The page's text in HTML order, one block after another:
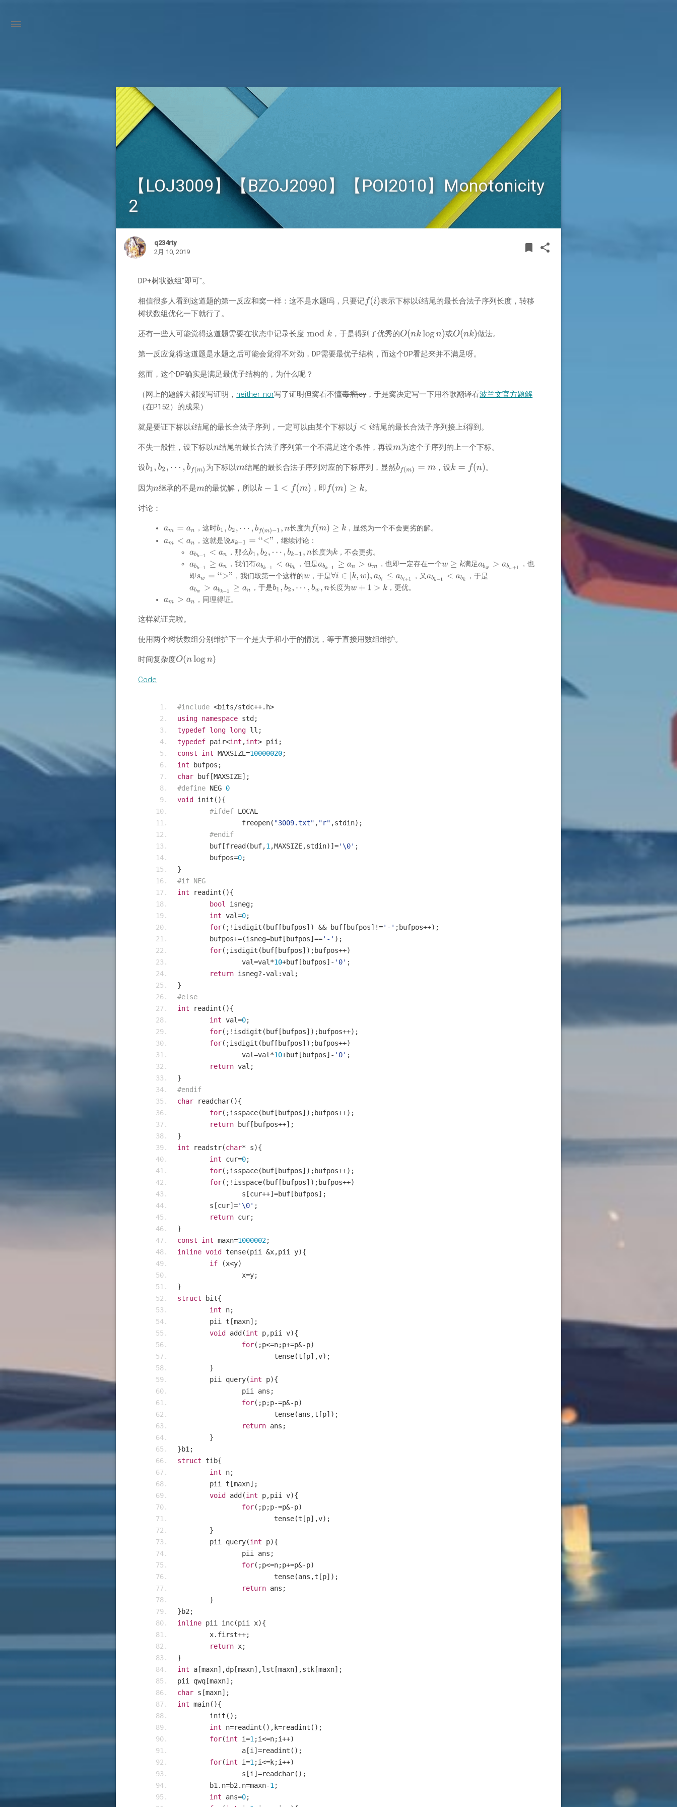
【LOJ3009】【BZOJ2090】【POI2010】Monotonicity
2
q234rty
2月 10, 2019
bookmark
BOOKMARK
share
SHARE
DP+树状数组"即可"。
相信很多人看到这道题的第一反应和窝一样：这不是水题吗，只要记 表示下标以 结尾的最长合法子序列长度，转移
树状数组优化一下就行了。
还有一些人可能觉得这道题需要在状态中记录长度 ，于是得到了优秀的 或 做法。
第一反应觉得这道题是水题之后可能会觉得不对劲，DP需要最优子结构，而这个DP看起来并不满足呀。
然而，这个DP确实是满足最优子结构的，为什么呢？
（网上的题解大都没写证明， neither_nor写了证明但窝看不懂毒瘤jcy，于是窝决定写一下用谷歌翻译看波兰文官方题解
（在P152）的成果）
就是要证下标以 结尾的最长合法子序列，一定可以由某个下标以 结尾的最长合法子序列接上 得到。
不失一般性，设下标以 结尾的最长合法子序列第一个不满足这个条件，再设 为这个子序列的上一个下标。
设 为下标以 结尾的最长合法子序列对应的下标序列，显然 ，设 。
因为 继承的不是 的最优解，所以 ，即 。
讨论：
，这时 长度为
，显然为一个不会更劣的解。
，这就是说
，继续讨论：
，那么
长度为
，不会更劣。
，我们有
，但是 ，也即一定存在一个 满足
，也
即
，我们取第一个这样的 ，于是 ，又
，于是
，于是
长度为
，更优。
，同理得证。
这样就证完啦。
使用两个树状数组分别维护下一个是大于和小于的情况，等于直接用数组维护。
时间复杂度
Code
#include <bits/stdc++. h>
using namespace std ;
typedef long long ll ;
typedef pair<int ,int> pii;
const
int MAXSIZE=10000020;
int bufpos ;
char buf[MAXSIZE];
#define NEG 0
void
init (){
#ifdef LOCAL
		freopen
( "3009.txt" , "r" ,stdin);
#endif
	buf
[fread ( buf,1,MAXSIZE,stdin)]='\0' ;
	bufpos
=0;
}
#if NEG
int readint (){
bool isneg;
int val=0;
for(;! isdigit ( buf[ bufpos]) && buf[ bufpos]!='-' ; bufpos++);
	bufpos
+=(isneg=buf[ bufpos]=='-' );
for(;isdigit ( buf[ bufpos]); bufpos++)
		val
=val*10+buf[ bufpos]- '0' ;
return isneg?-val :val ;
}
#else
int readint (){
int val=0;
for(;! isdigit ( buf[ bufpos]); bufpos++);
for(;isdigit ( buf[ bufpos]); bufpos++)
		val
=val*10+buf[ bufpos]- '0' ;
return val ;
}
#endif
char readchar(){
for(;isspace( buf[ bufpos]); bufpos++);
return buf[ bufpos++];
}
int readstr(char* s){
int cur=0;
for(;isspace( buf[ bufpos]); bufpos++);
for(;! isspace( buf[ bufpos]); bufpos++)
		s
[cur++]=buf[ bufpos];
	s
[cur]='\0' ;
return cur;
}
const
int maxn=1000002;
inline void tense(pii &x,pii y){
if
(x<y)
		x
=y;
}
struct bit{
int n;
	pii t
[maxn];
void
add (int p,pii v){
for(;p<=n;p+=p&-p)
			tense
(t [p],v);
}
	pii query
(int p){
		pii ans
;
for(;p;p-=p&-p)
			tense
(ans ,t [p]);
return ans ;
}
}b1;
struct tib{
int n;
	pii t
[maxn];
void
add (int p,pii v){
for(;p;p-=p&-p)
			tense
(t [p],v);
}
	pii query
(int p){
		pii ans
;
for(;p<=n;p+=p&-p)
			tense
(ans ,t [p]);
return ans ;
}
}b2;
inline pii inc(pii x){
	x
. first++;
return x;
}
int a[maxn],dp[maxn],lst [maxn],stk[maxn];
pii qwq[maxn];
char s [maxn];
int main(){
	init
();
int n=readint (), k=readint ();
for(int i=1;i<=n;i++)
		a
[i]=readint ();
for(int i=1;i<=k;i++)
		s
[i]=readchar();
	b1
. n=b2. n=maxn-1;
int ans=0;